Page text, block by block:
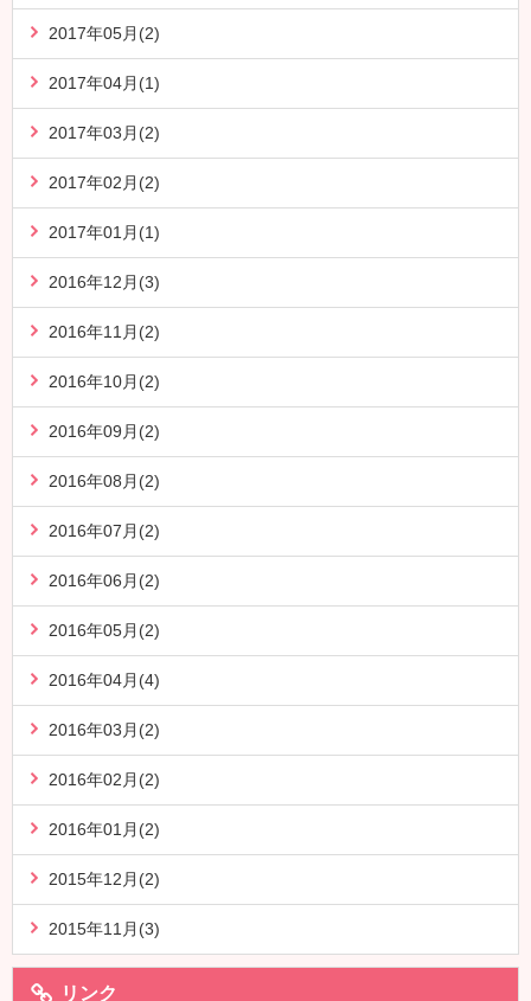
2017年05月(2)
2017年04月(1)
2017年03月(2)
2017年02月(2)
2017年01月(1)
2016年12月(3)
2016年11月(2)
2016年10月(2)
2016年09月(2)
2016年08月(2)
2016年07月(2)
2016年06月(2)
2016年05月(2)
2016年04月(4)
2016年03月(2)
2016年02月(2)
2016年01月(2)
2015年12月(2)
2015年11月(3)
リンク